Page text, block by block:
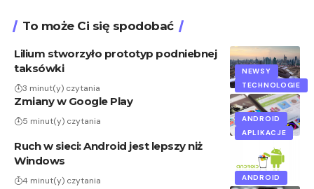
To może Ci się spodobać
NEWSY
TECHNOLOGIE
Lilium stworzyło prototyp podniebnej
taksówki
3 minut(y) czytania
ANDROID
APLIKACJE
Zmiany w Google Play
5 minut(y) czytania
ANDROID
Ruch w sieci: Android jest lepszy niż
Windows
4 minut(y) czytania